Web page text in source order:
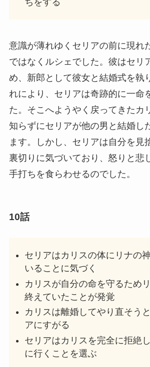
意識が薄れゆくセリアの前に現れ
ではなくルシェでした。彼はセリ
め、新郎として彼女と結婚式を執
れにより、セリアは奇跡的に一命
た。そこへようやく戻ってきたカ
知らずにセリアが他の男と結婚し
ます。しかし、セリアは自分を見
裏切りに気づいており、怒りと悲
手打ちを食らわせるのでした。
10話
セリアはカリスの体にリナの
いることに気づく
カリスが自分の命を守るため
終えていたことが発覚
カリスは離婚してやり直そう
アにすがる
セリアはカリスを完全に拒絶
に行くことを選ぶ